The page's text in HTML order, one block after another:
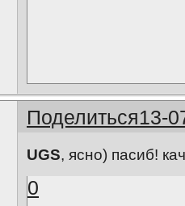
Поделиться13-
UGS, ясно) пасиб!
0